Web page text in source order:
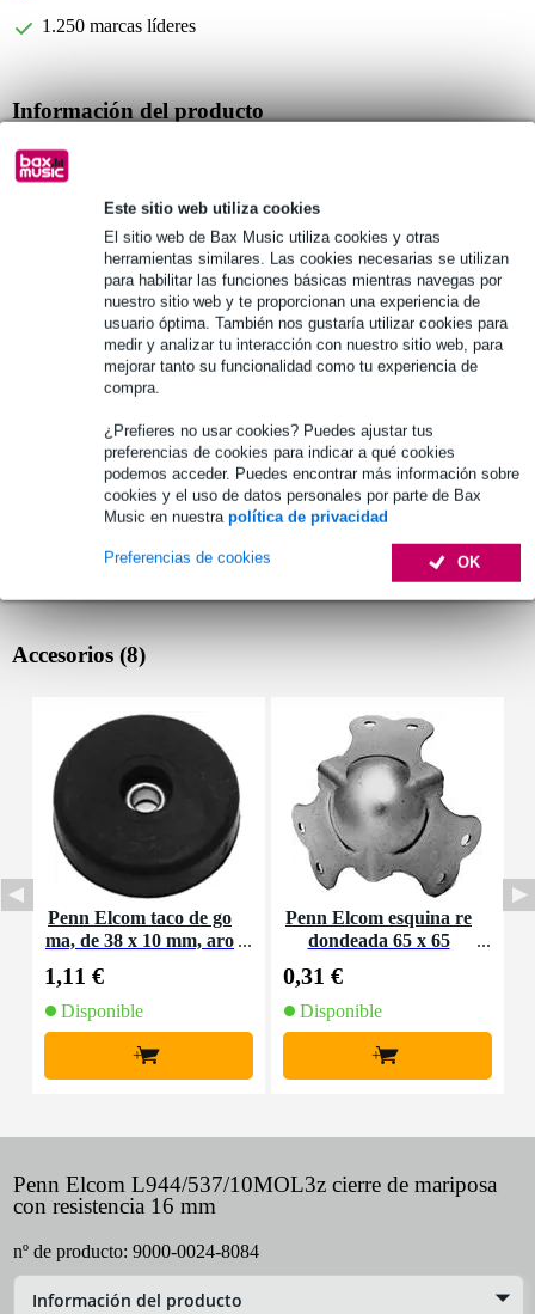
Este sitio web utiliza cookies
El sitio web de Bax Music utiliza cookies y otras
herramientas similares. Las cookies necesarias se utilizan
para habilitar las funciones básicas mientras navegas por
nuestro sitio web y te proporcionan una experiencia de
usuario óptima. También nos gustaría utilizar cookies para
medir y analizar tu interacción con nuestro sitio web, para
mejorar tanto su funcionalidad como tu experiencia de
compra.
¿Prefieres no usar cookies? Puedes ajustar tus
preferencias de cookies para indicar a qué cookies
podemos acceder. Puedes encontrar más información sobre
cookies y el uso de datos personales por parte de Bax
Music en nuestra política de privacidad
OK
Preferencias de cookies
1.250 marcas líderes
Información del producto
cierre mariposa grande
modelo: MOL3
con resistencia
Especificaciones completas
Véase también (3)
Accesorios (8)
Penn Elcom taco de go
ma, de 38 x 10 mm, aro
1,11 €
Disponible
+
Penn Elcom esquina re
dondeada 65 x 65
0,31 €
Disponible
+
Penn Elcom L944/537/10MOL3z cierre de mariposa
con resistencia 16 mm
nº de producto: 9000-0024-8084
Información del producto